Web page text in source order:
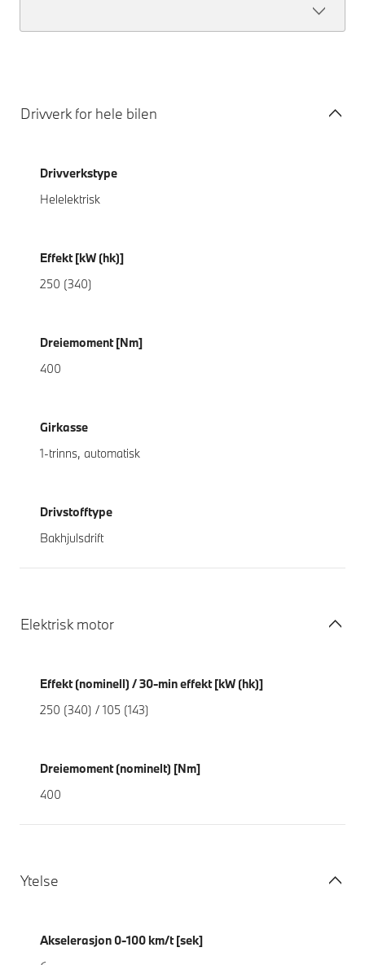
Drivverk for hele bilen
Drivverkstype
Helelektrisk
Effekt [kW (hk)]
250 (340)
Dreiemoment [Nm]
400
Girkasse
1-trinns, automatisk
Drivstofftype
Bakhjulsdrift
Elektrisk motor
Effekt (nominell) / 30-min effekt [kW (hk)]
250 (340) / 105 (143)
Dreiemoment (nominelt) [Nm]
400
Ytelse
Akselerasjon 0-100 km/t [sek]